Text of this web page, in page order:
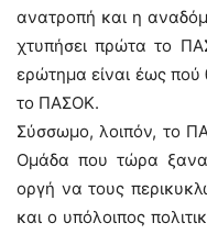
ανατροπή και η
χτυπήσει πρώτα το
ερώτημα είναι έως
το ΠΑΣΟΚ.
Σύσσωμο, λοιπόν, το
Ομάδα που τώρα
οργή να τους
και ο υπόλοιπος